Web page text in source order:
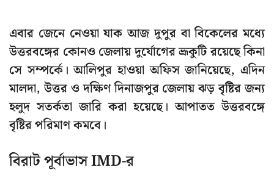
এবার জেনে নেওয়া যাক আজ দুপুর বা বিকেলের মধ্যে
উত্তরবঙ্গের কোনও জেলায় দুর্যোগের ভ্রূকুটি রয়েছে কিনা
সে সম্পর্কে। আলিপুর হাওয়া অফিস জানিয়েছে, এদিন
মালদা, উত্তর ও দক্ষিণ দিনাজপুর জেলায় ঝড় বৃষ্টির জন্য
হলুদ সতর্কতা জারি করা হয়েছে। আপাতত উত্তরবঙ্গে
বৃষ্টির পরিমাণ কমবে।
বিরাট পূর্বাভাস IMD-র